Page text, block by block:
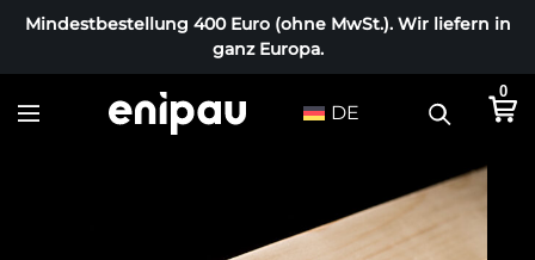
Mindestbestellung 400 Euro (ohne MwSt.). Wir liefern in
ganz Europa.
DE
0